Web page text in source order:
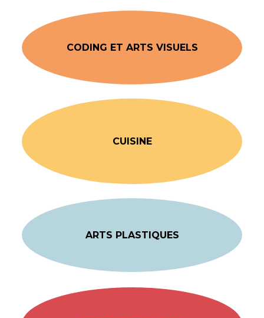
CODING ET ARTS VISUELS
CUISINE
ARTS PLASTIQUES